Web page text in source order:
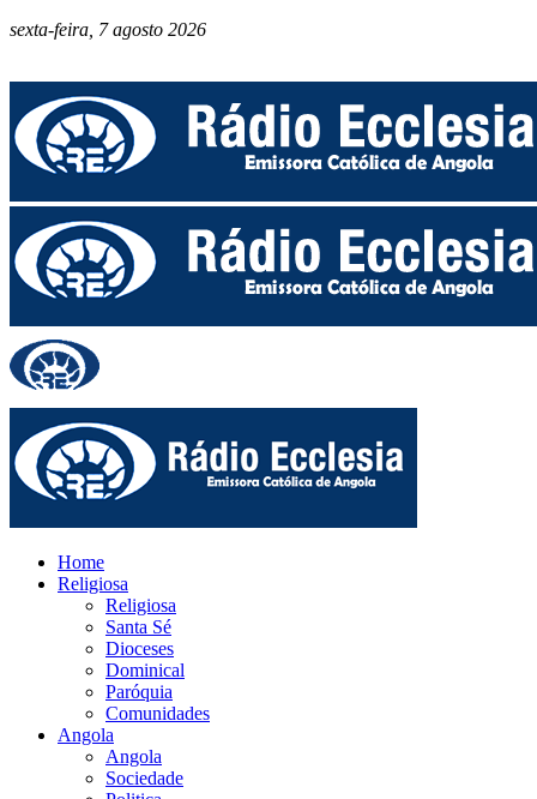
sexta-feira, 7 agosto 2026
Home
Religiosa
Religiosa
Santa Sé
Dioceses
Dominical
Paróquia
Comunidades
Angola
Angola
Sociedade